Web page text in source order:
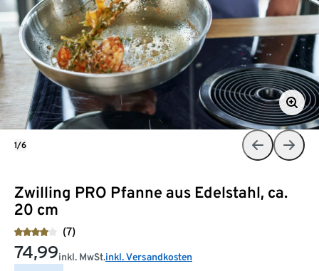
Zwilling PRO Pfanne aus Edelstahl, ca.
20 cm
(7)
74,99inkl. MwSt.inkl. Versandkosten
1/6